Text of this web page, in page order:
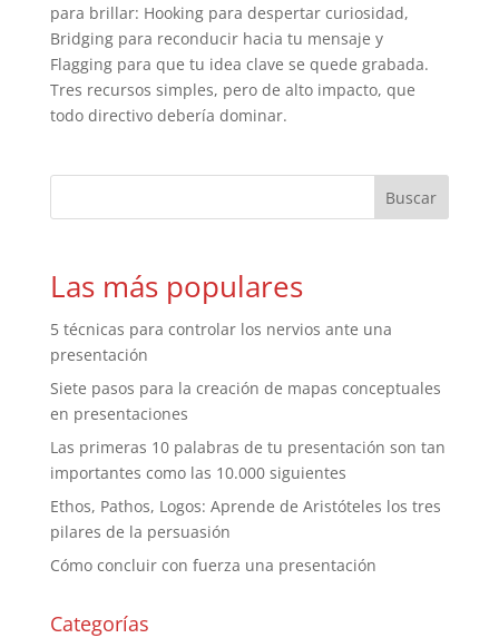
para brillar: Hooking para despertar curiosidad,
Bridging para reconducir hacia tu mensaje y
Flagging para que tu idea clave se quede grabada.
Tres recursos simples, pero de alto impacto, que
todo directivo debería dominar.
Las más populares
5 técnicas para controlar los nervios ante una
presentación
Siete pasos para la creación de mapas conceptuales
en presentaciones
Las primeras 10 palabras de tu presentación son tan
importantes como las 10.000 siguientes
Ethos, Pathos, Logos: Aprende de Aristóteles los tres
pilares de la persuasión
Cómo concluir con fuerza una presentación
Categorías